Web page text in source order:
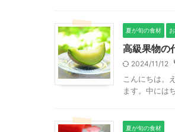
夏が旬の食材
高級果物の
2024/11/12
こんにちは。
ます。中には
夏が旬の食材